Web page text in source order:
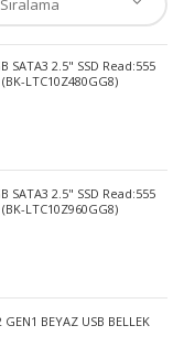
SATA3 2.5" SSD Read:555
LTC10Z480GG8)
SATA3 2.5" SSD Read:555
LTC10Z960GG8)
BEYAZ USB BELLEK